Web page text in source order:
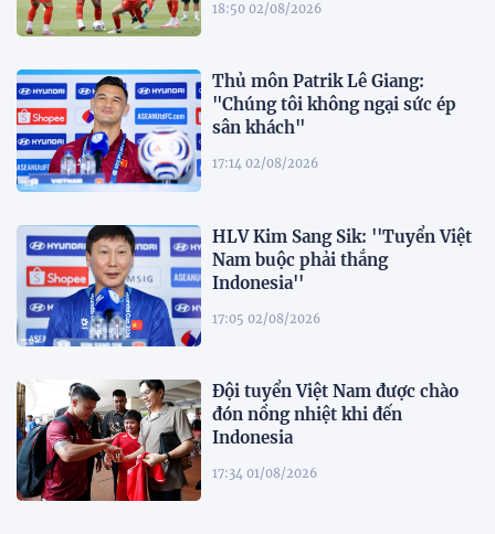
18:50 02/08/2026
Thủ môn Patrik Lê Giang:
"Chúng tôi không ngại sức ép
sân khách"
17:14 02/08/2026
HLV Kim Sang Sik: ''Tuyển Việt
Nam buộc phải thắng
Indonesia''
17:05 02/08/2026
Đội tuyển Việt Nam được chào
đón nồng nhiệt khi đến
Indonesia
17:34 01/08/2026